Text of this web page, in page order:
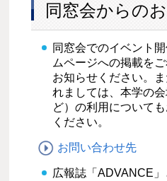
同窓会からの
同窓会でのイベント
ムページへの掲載を
お知らせください。
れましては、本学の
ど）の利用について
ください。
お問い合わせ先
広報誌「ADVANCE